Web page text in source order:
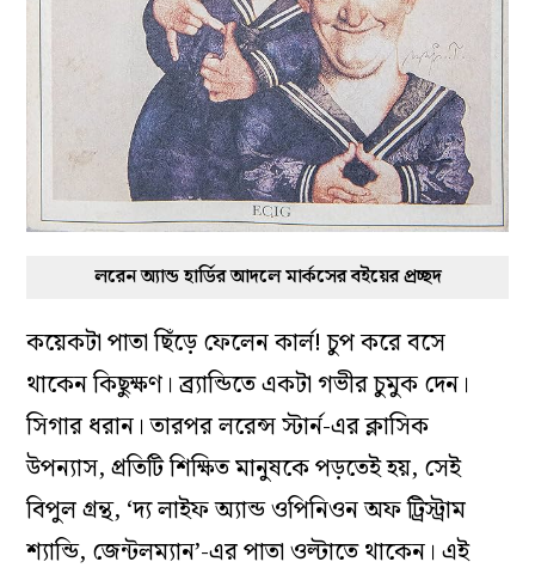
লরেন অ্যান্ড হার্ডির আদলে মার্কসের বইয়ের প্রচ্ছদ
কয়েকটা পাতা ছিঁড়ে ফেলেন কার্ল! চুপ করে বসে
থাকেন কিছুক্ষণ। ব্র্যান্ডিতে একটা গভীর চুমুক দেন।
সিগার ধরান। তারপর লরেন্স স্টার্ন-এর ক্লাসিক
উপন্যাস, প্রতিটি শিক্ষিত মানুষকে পড়তেই হয়, সেই
বিপুল গ্রন্থ, ‘দ্য লাইফ অ্যান্ড ওপিনিওন অফ ট্রিস্ট্রাম
শ্যান্ডি, জেন্টলম্যান’-এর পাতা ওল্টাতে থাকেন। এই